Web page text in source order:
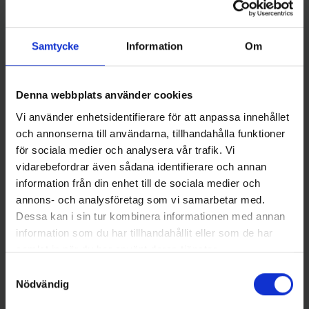
Samtycke Information Om
Denna webbplats använder cookies
Vi använder enhetsidentifierare för att anpassa innehållet
och annonserna till användarna, tillhandahålla funktioner
för sociala medier och analysera vår trafik. Vi
vidarebefordrar även sådana identifierare och annan
information från din enhet till de sociala medier och
annons- och analysföretag som vi samarbetar med.
Dessa kan i sin tur kombinera informationen med annan
information som du har tillhandahållit eller som de har
samlat in när du har använt deras tjänster.
Nödvändig
Sølvkroken
Skeddrag Sölvkroken
95 kr
Sølvkroken
Skeddrag Sölvkroken
Salamander Allround 16 g, S/D
89 kr
16 andra produkter i samma kategori: